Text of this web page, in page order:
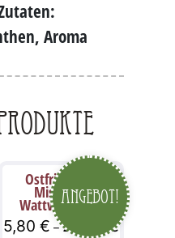
Aroma
Angebot!
Ostfriesische
Mischung
Wattwurm Tee
5,80€ –26,60€